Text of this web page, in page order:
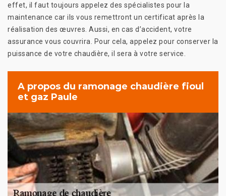
effet, il faut toujours appelez des spécialistes pour la
maintenance car ils vous remettront un certificat après la
réalisation des œuvres. Aussi, en cas d’accident, votre
assurance vous couvrira. Pour cela, appelez pour conserver la
puissance de votre chaudière, il sera à votre service.
A propos du ramonage chaudière fioul
et gaz Paule